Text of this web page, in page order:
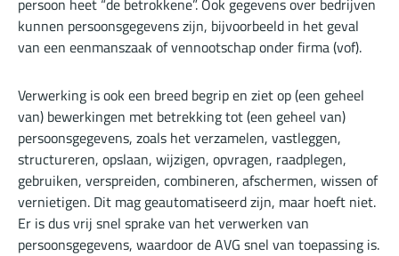
persoon heet “de betrokkene”. Ook gegevens over bedrijven
kunnen persoonsgegevens zijn, bijvoorbeeld in het geval
van een eenmanszaak of vennootschap onder firma (vof).
Verwerking is ook een breed begrip en ziet op (een geheel
van) bewerkingen met betrekking tot (een geheel van)
persoonsgegevens, zoals het verzamelen, vastleggen,
structureren, opslaan, wijzigen, opvragen, raadplegen,
gebruiken, verspreiden, combineren, afschermen, wissen of
vernietigen. Dit mag geautomatiseerd zijn, maar hoeft niet.
Er is dus vrij snel sprake van het verwerken van
persoonsgegevens, waardoor de AVG snel van toepassing is.